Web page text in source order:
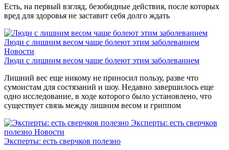
Есть, на первый взгляд, безобидные действия, после которых
вред для здоровья не заставит себя долго ждать
Люди с лишним весом чаще болеют этим заболеванием
Новости
Люди с лишним весом чаще болеют этим заболеванием
Лишний вес еще никому не приносил пользу, разве что
сумоистам для состязаний и шоу. Недавно завершилось еще
одно исследование, в ходе которого было установлено, что
существует связь между лишним весом и гриппом
Эксперты: есть сверчков
полезно Новости
Эксперты: есть сверчков полезно